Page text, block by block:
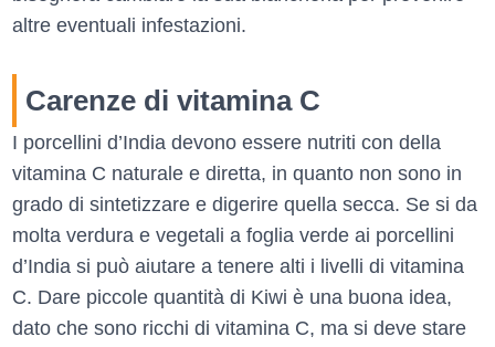
altre eventuali infestazioni.
Carenze di vitamina C
I porcellini d’India devono essere nutriti con della
vitamina C naturale e diretta, in quanto non sono in
grado di sintetizzare e digerire quella secca. Se si da
molta verdura e vegetali a foglia verde ai porcellini
d’India si può aiutare a tenere alti i livelli di vitamina
C. Dare piccole quantità di Kiwi è una buona idea,
dato che sono ricchi di vitamina C, ma si deve stare